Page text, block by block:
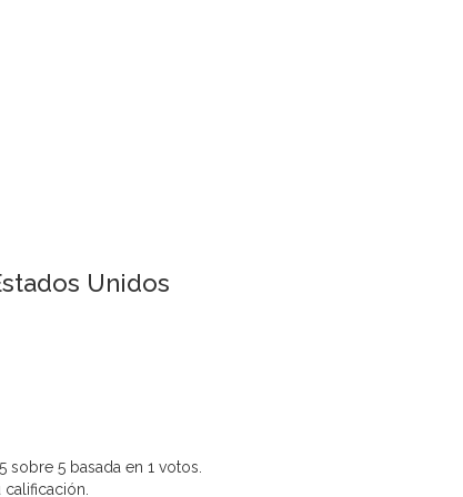
Unidos
sobre 5 basada en 1 votos.